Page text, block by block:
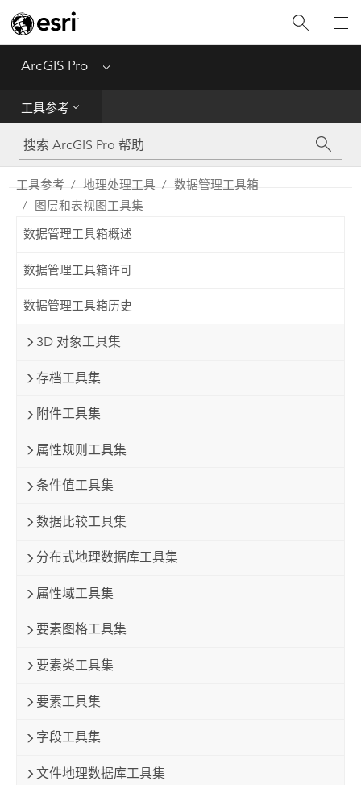
ArcGIS Pro Menu
工具参考
工具参考
Python
SDK
工具参考 地理处理工具
数据管理工具箱
图层和表视图工具集
数据管理工具箱概述
数据管理工具箱许可
数据管理工具箱历史
3D 对象工具集
存档工具集
附件工具集
属性规则工具集
条件值工具集
数据比较工具集
分布式地理数据库工具集
属性域工具集
要素图格工具集
要素类工具集
要素工具集
字段工具集
文件地理数据库工具集